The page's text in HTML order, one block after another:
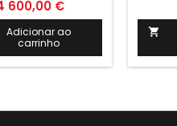
quem busca
energética e
Com
compacto e
600,00 €
Adicionar ao
carrinho
para
